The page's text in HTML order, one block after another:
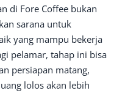
di Fore Coffee bukan
sarana untuk
yang mampu bekerja
pelamar, tahap ini bisa
persiapan matang,
lolos akan lebih